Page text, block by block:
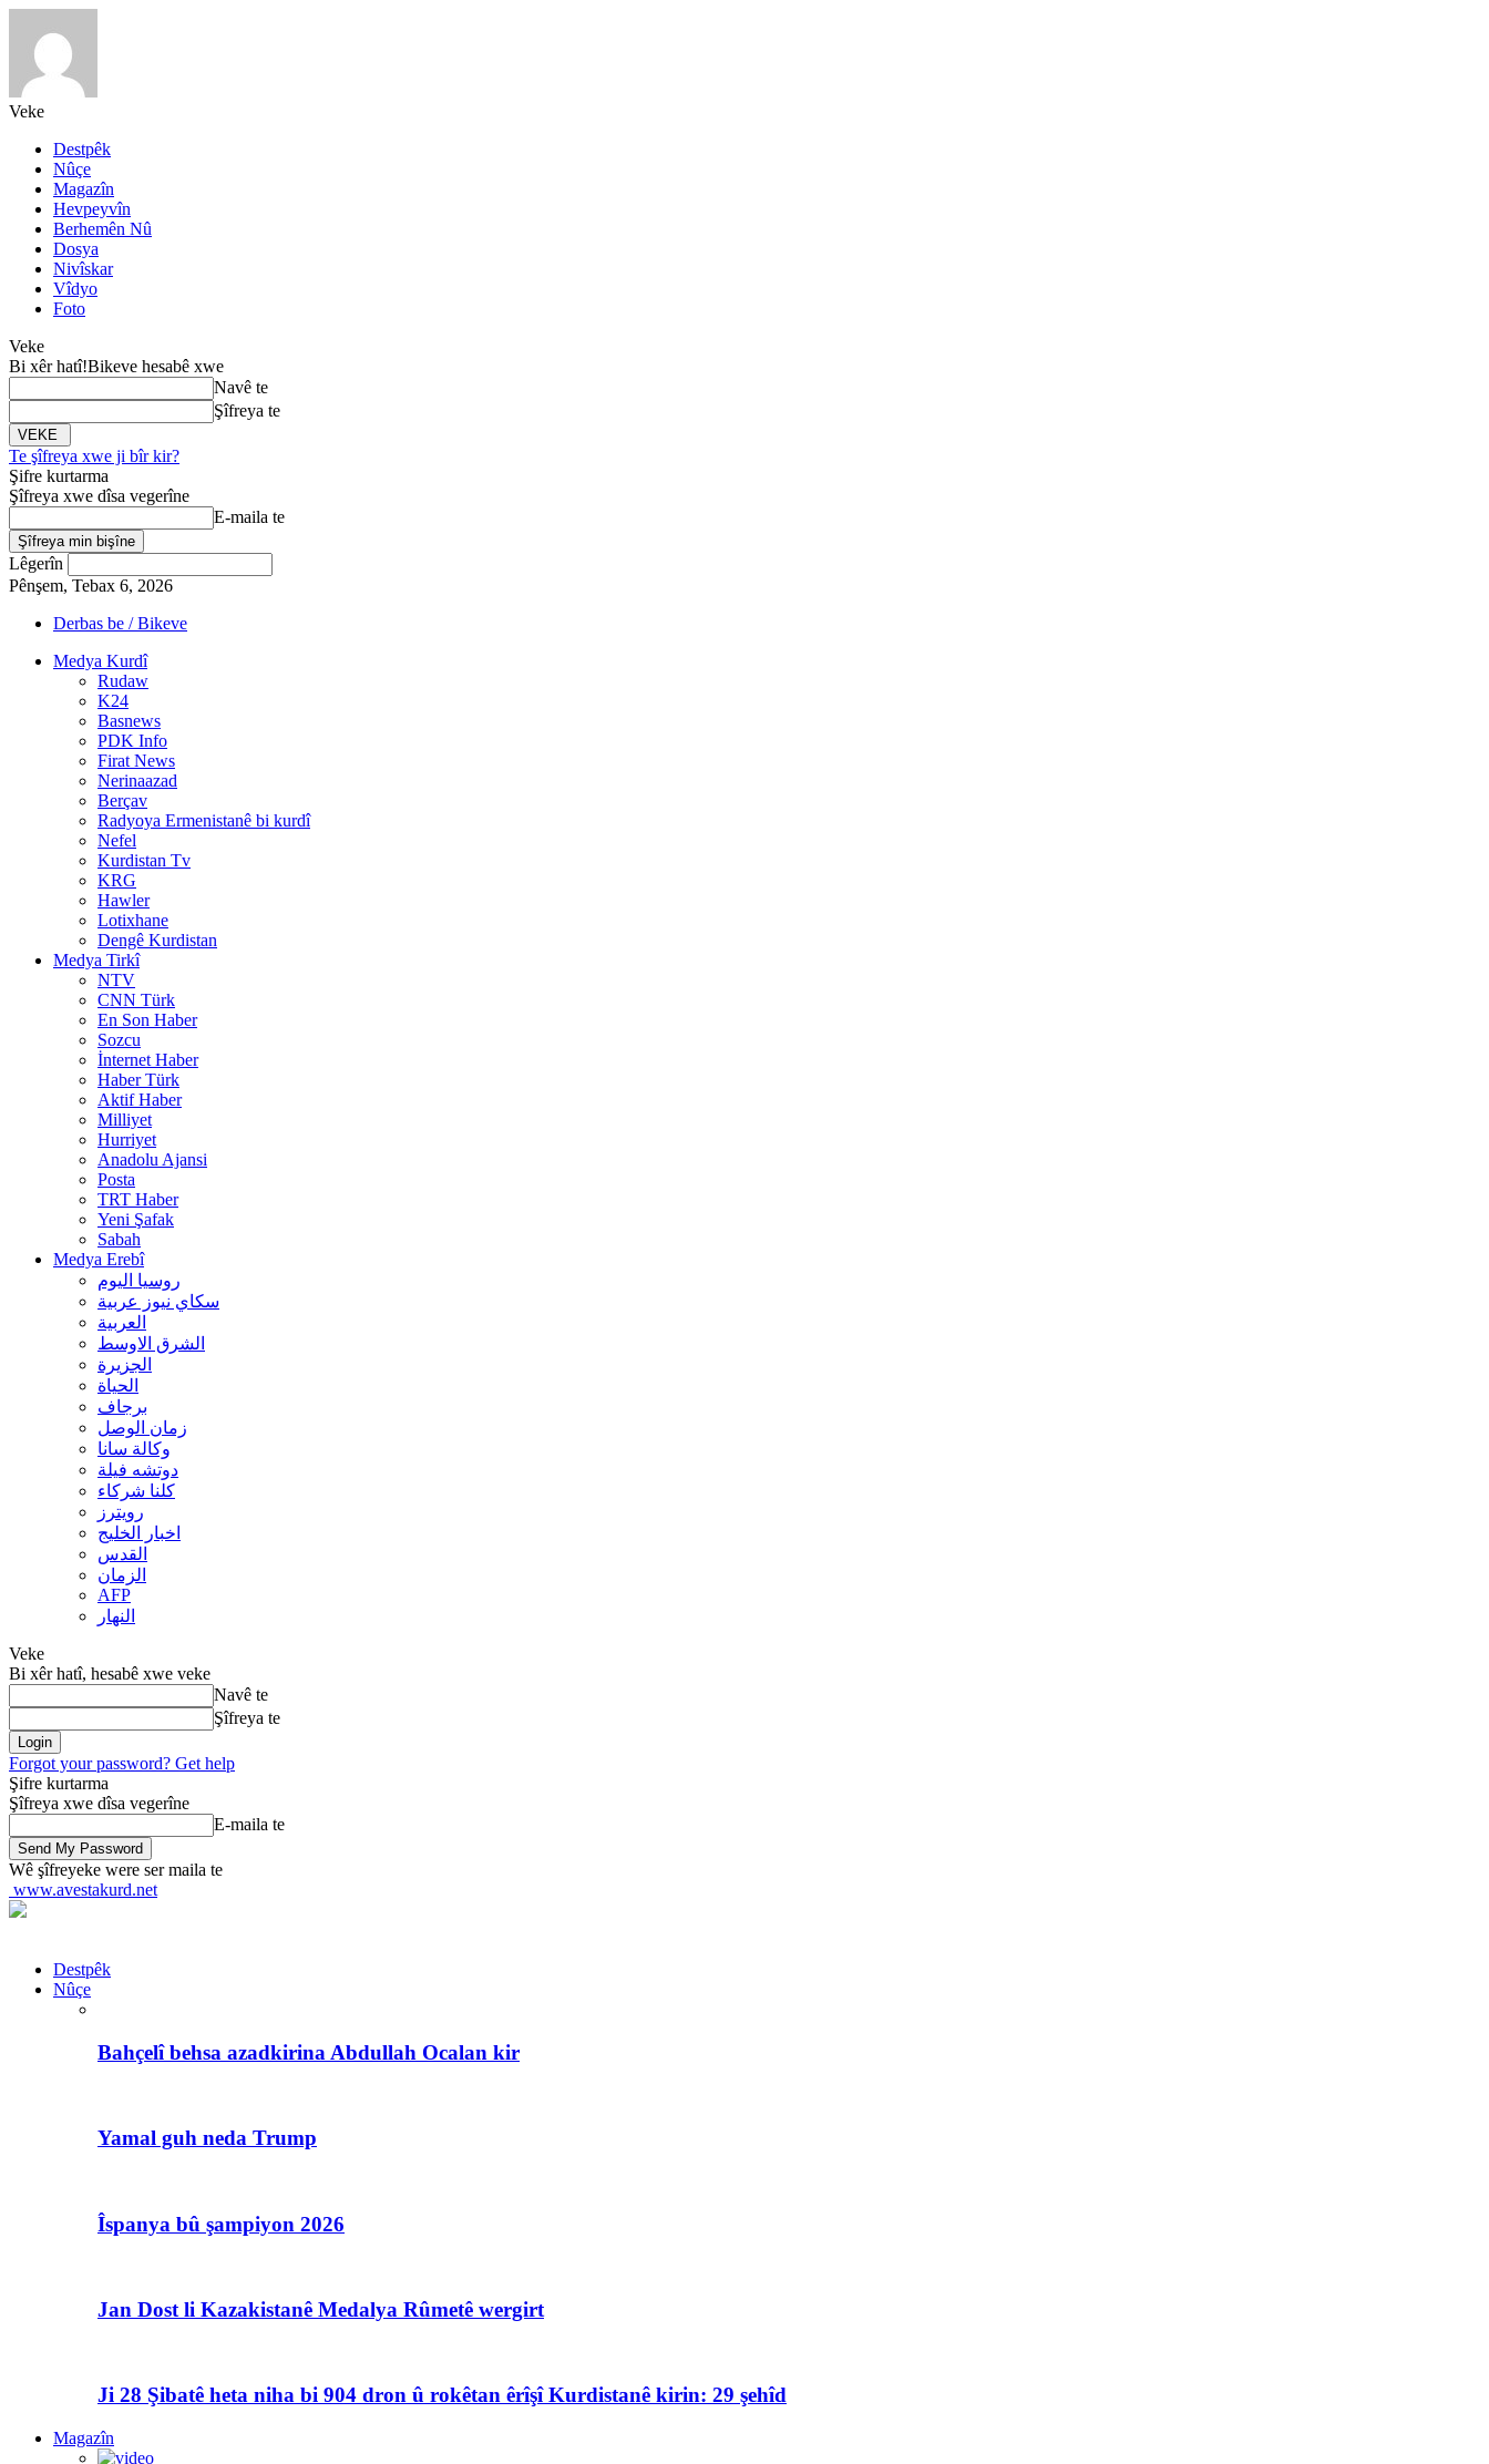
Veke
Destpêk
Nûçe
Magazîn
Hevpeyvîn
Berhemên Nû
Dosya
Nivîskar
Vîdyo
Foto
Veke
Bi xêr hatî!Bikeve hesabê xwe
Navê te
Şîfreya te
Te şîfreya xwe ji bîr kir?
Şifre kurtarma
Şîfreya xwe dîsa vegerîne
E-maila te
Lêgerîn
Pênşem, Tebax 6, 2026
Derbas be / Bikeve
Medya Kurdî
Rudaw
K24
Basnews
PDK Info
Firat News
Nerinaazad
Berçav
Radyoya Ermenistanê bi kurdî
Nefel
Kurdistan Tv
KRG
Hawler
Lotixhane
Dengê Kurdistan
Medya Tirkî
NTV
CNN Türk
En Son Haber
Sozcu
İnternet Haber
Haber Türk
Aktif Haber
Milliyet
Hurriyet
Anadolu Ajansi
Posta
TRT Haber
Yeni Şafak
Sabah
Medya Erebî
روسیا الیوم
سكاي نيوز عربية
العربية
الشرق الاوسط
الجزيرة
الحیاة
برجاف
زمان الوصل
وکالة سانا
دوتشه فیلة
کلنا شرکاء
رويترز
اخبار الخلیج
القدس
الزمان
AFP
النهار
Veke
Bi xêr hatî, hesabê xwe veke
Navê te
Şîfreya te
Forgot your password? Get help
Şifre kurtarma
Şîfreya xwe dîsa vegerîne
E-maila te
Wê şîfreyeke were ser maila te
www.avestakurd.net
Destpêk
Nûçe
Bahçelî behsa azadkirina Abdullah Ocalan kir
Yamal guh neda Trump
Îspanya bû şampiyon 2026
Jan Dost li Kazakistanê Medalya Rûmetê wergirt
Ji 28 Şibatê heta niha bi 904 dron û rokêtan êrîşî Kurdistanê kirin: 29 şehîd
Magazîn